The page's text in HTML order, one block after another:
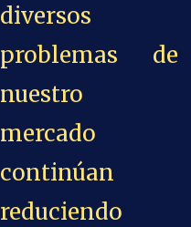
diversos
problemas de
nuestro
mercado
continúan
reduciendo